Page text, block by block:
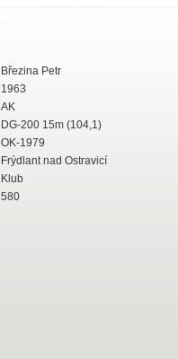
Březina Petr
1963
AK
DG-200 15m (104,1)
OK-1979
Frýdlant nad Ostravicí
Klub
580